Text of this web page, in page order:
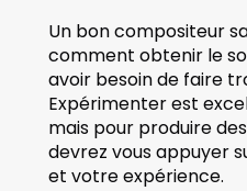
Un bon compositeur
comment obtenir le
avoir besoin de faire
Expérimenter est
mais pour produire
devrez vous appuyer
et votre expérience.